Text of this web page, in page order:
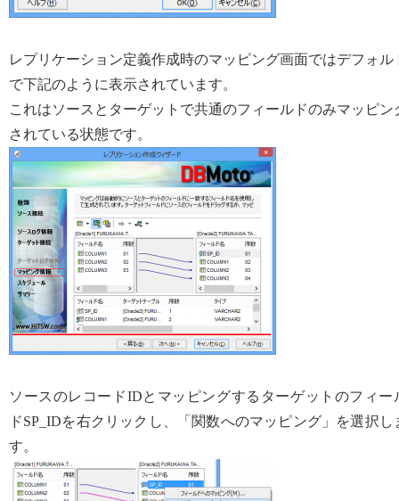
レプリケーション定義作成時のマッピング画面ではデフォル
で下記のように表示されています。
これはソースとターゲットで共通のフィールドのみマッピン
されている状態です。
ソースのレコードIDとマッピングするターゲットのフィー
ドSP_IDを右クリックし、「関数へのマッピング」を選択し
す。